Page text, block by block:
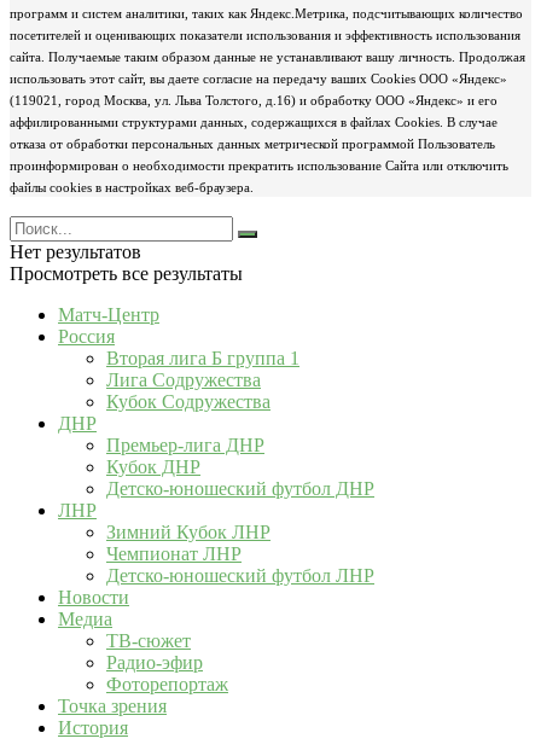
программ и систем аналитики, таких как Яндекс.Метрика, подсчитывающих количество
посетителей и оценивающих показатели использования и эффективность использования
сайта. Получаемые таким образом данные не устанавливают вашу личность. Продолжая
использовать этот сайт, вы даете согласие на передачу ваших Cookies ООО «Яндекс»
(119021, город Москва, ул. Льва Толстого, д.16) и обработку ООО «Яндекс» и его
аффилированными структурами данных, содержащихся в файлах Cookies. В случае
отказа от обработки персональных данных метрической программой Пользователь
проинформирован о необходимости прекратить использование Сайта или отключить
файлы cookies в настройках веб-браузера.
Нет результатов
Просмотреть все результаты
Матч-Центр
Россия
Вторая лига Б группа 1
Лига Содружества
Кубок Содружества
ДНР
Премьер-лига ДНР
Кубок ДНР
Детско-юношеский футбол ДНР
ЛНР
Зимний Кубок ЛНР
Чемпионат ЛНР
Детско-юношеский футбол ЛНР
Новости
Медиа
ТВ-сюжет
Радио-эфир
Фоторепортаж
Точка зрения
История